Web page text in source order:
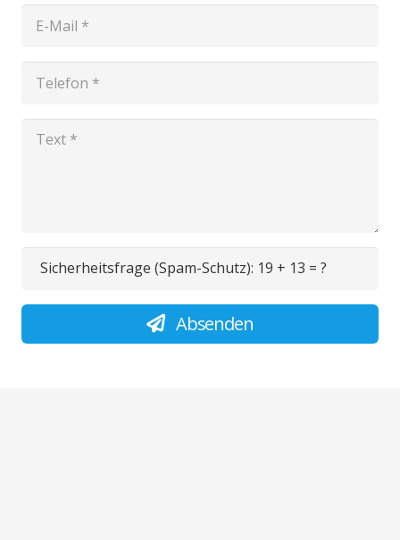
Sicherheitsfrage (Spam-Schutz): 19 + 13 = ?
Absenden